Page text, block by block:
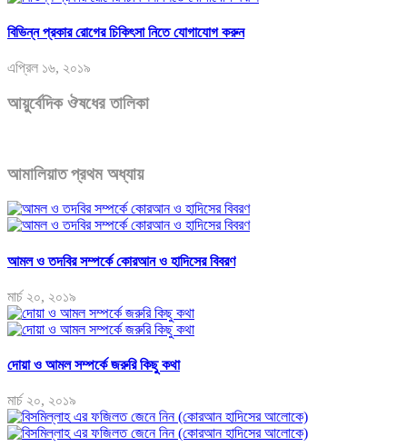
বিভিন্ন প্রকার রোগের চিকিৎসা নিতে যোগাযোগ করুন
এপ্রিল ১৬, ২০১৯
আয়ুর্বেদিক ঔষধের তালিকা
আমালিয়াত প্রথম অধ্যায়
আমল ও তদবির সম্পর্কে কোরআন ও হাদিসের বিবরণ
মার্চ ২০, ২০১৯
দোয়া ও আমল সম্পর্কে জরুরি কিছু কথা
মার্চ ২০, ২০১৯